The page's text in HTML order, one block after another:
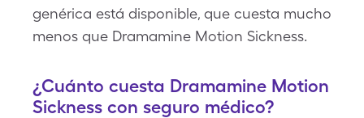
genérica está disponible, que cuesta mucho
menos que Dramamine Motion Sickness.
¿Cuánto cuesta Dramamine Motion
Sickness con seguro médico?